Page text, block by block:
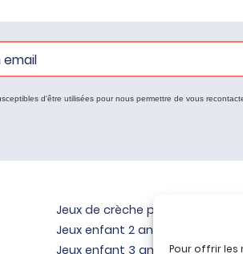
Pour offrir les
d'être utilisées pour nous permettre de vous
Jeux de crèche pour bébé
Jeux enfant 2 ans
Jeux enfant 3 ans